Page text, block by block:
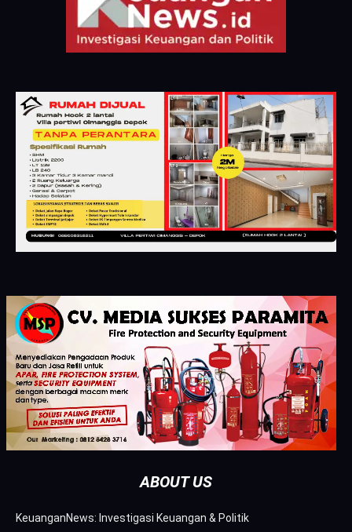
ABOUT US
KeuanganNews: Investigasi Keuangan & Politik